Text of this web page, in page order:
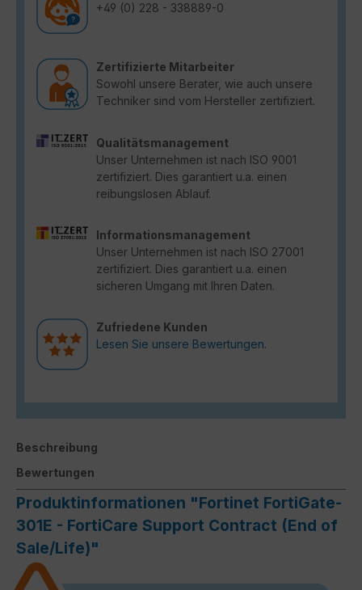
+49 (0) 228 - 338889-0
Zertifizierte Mitarbeiter
Sowohl unsere Berater, wie auch unsere
Techniker sind vom Hersteller zertifiziert.
Qualitätsmanagement
Unser Unternehmen ist nach ISO 9001
zertifiziert. Dies garantiert u.a. einen
reibungslosen Ablauf.
Informationsmanagement
Unser Unternehmen ist nach ISO 27001
zertifiziert. Dies garantiert u.a. einen
sicheren Umgang mit Ihren Daten.
Zufriedene Kunden
Lesen Sie unsere Bewertungen.
Beschreibung
Bewertungen
Produktinformationen "Fortinet FortiGate-
301E - FortiCare Support Contract (End of
Sale/Life)"